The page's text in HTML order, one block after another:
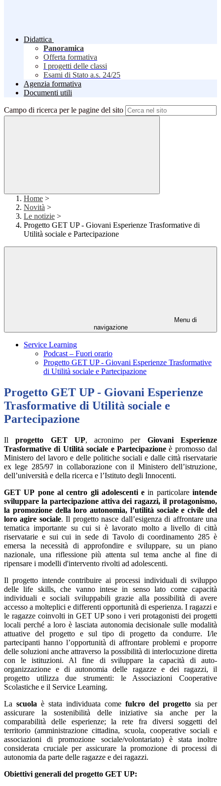
Didattica
Panoramica
Offerta formativa
I progetti delle classi
Esami di Stato a.s. 24/25
Agenzia formativa
Documenti utili
Campo di ricerca per le pagine del sito
Home >
Novità >
Le notizie >
Progetto GET UP - Giovani Esperienze Trasformative di
Utilità sociale e Partecipazione
Menu di
navigazione
Service Learning
Podcast – Fuori orario
Progetto GET UP - Giovani Esperienze Trasformative
di Utilità sociale e Partecipazione
Progetto GET UP - Giovani Esperienze
Trasformative di Utilità sociale e
Partecipazione
Ilprogetto GET UP, acronimo per Giovani Esperienze
Trasformative di Utilità sociale e Partecipazioneè promosso dal
Ministero del lavoro e delle politiche sociali e dalle città riservatarie
ex lege 285/97 in collaborazione con il Ministero dell’istruzione,
dell’università e della ricerca e l’Istituto degli Innocenti.
GET UP pone al centro gli adolescenti e in particolareintende
sviluppare la partecipazione attiva dei ragazzi, il protagonismo,
la promozione della loro autonomia, l’utilità sociale e civile del
loro agire sociale. Il progetto nasce dall’esigenza di affrontare una
tematica importante su cui si è lavorato molto a livello di città
riservatarie e sui cui in sede di Tavolo di coordinamento 285 è
emersa la necessità di approfondire e sviluppare, su un piano
nazionale, una riflessione più attenta sul tema anche al fine di
ripensare i modelli d'intervento rivolti ad adolescenti.
Il progetto intende contribuire ai processi individuali di sviluppo
delle life skills, che vanno intese in senso lato come capacità
individuali e sociali sviluppabili grazie alla possibilità di avere
accesso a molteplici e differenti opportunità di esperienza. I ragazzi e
le ragazze coinvolti in GET UP sono i veri protagonisti dei progetti
locali perché a loro è lasciata autonomia decisionale sulle modalità
attuative del progetto e sul tipo di progetto da condurre. I/le
partecipanti hanno l’opportunità di affrontare problemi e proporre
delle soluzioni anche attraverso la possibilità di interlocuzione diretta
con le istituzioni. Al fine di sviluppare la capacità di auto-
organizzazione e di autonomia delle ragazze e dei ragazzi, il
progetto utilizza due strumenti: le Associazioni Cooperative
Scolastiche e il Service Learning.
La scuola è stata individuata come fulcro del progetto sia per
assicurare la sostenibilità delle iniziative sia anche per la
comparabilità delle esperienze; la rete fra diversi soggetti del
territorio (amministrazione cittadina, scuola, cooperative sociali e
associazioni di promozione sociale/volontariato) è stata inoltre
considerata cruciale per assicurare la promozione di processi di
autonomia da parte delle ragazze e dei ragazzi.
Obiettivi generali del progetto GET UP: